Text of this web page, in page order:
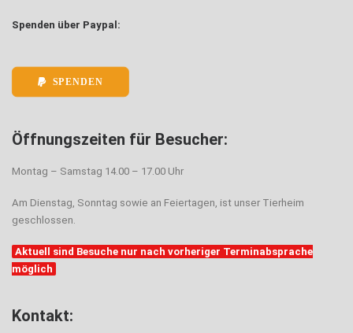
Spenden über Paypal:
SPENDEN
Öffnungszeiten für Besucher:
Montag – Samstag 14.00 – 17.00 Uhr
Am Dienstag, Sonntag sowie an Feiertagen, ist unser Tierheim
geschlossen.
Aktuell sind Besuche nur nach vorheriger Terminabsprache
möglich
Kontakt: